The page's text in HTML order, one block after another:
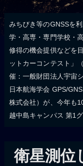
みちびき等のGNSSを
学・高専・専門学校・
修得の機会提供などを
ットカーコンテスト」
催：一般財団法人宇宙
日本航海学会 GPS/
株式会社）が、今年も
越中島キャンパス 第1
衛星測位